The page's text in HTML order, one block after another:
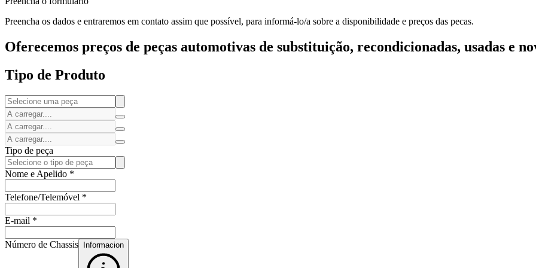
Preencha os dados e entraremos em contato assim que possível, para informá-lo/a sobre a disponibilidade e preços das pecas.
Oferecemos preços de peças automotivas de substituição, recondicionadas, usadas e
Tipo de Produto
Tipo de peça
Nome e Apelido *
Telefone/Telemóvel *
E-mail *
Número de Chassis Informacion